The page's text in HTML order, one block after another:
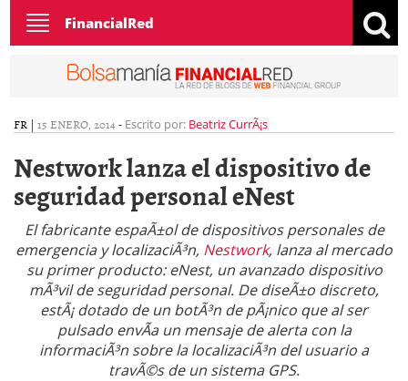
Toggle
navigation
FinancialRed
FR | 15 ENERO, 2014- Escrito por: Beatriz CurrÃ¡s
Nestwork lanza el dispositivo de
seguridad personal eNest
El fabricante espaÃ±ol de dispositivos personales de
emergencia y localizaciÃ³n, Nestwork, lanza al mercado
su primer producto: eNest, un avanzado dispositivo
mÃ³vil de seguridad personal. De diseÃ±o discreto,
estÃ¡ dotado de un botÃ³n de pÃ¡nico que al ser
pulsado envÃ­a un mensaje de alerta con la
informaciÃ³n sobre la localizaciÃ³n del usuario a
travÃ©s de un sistema GPS.